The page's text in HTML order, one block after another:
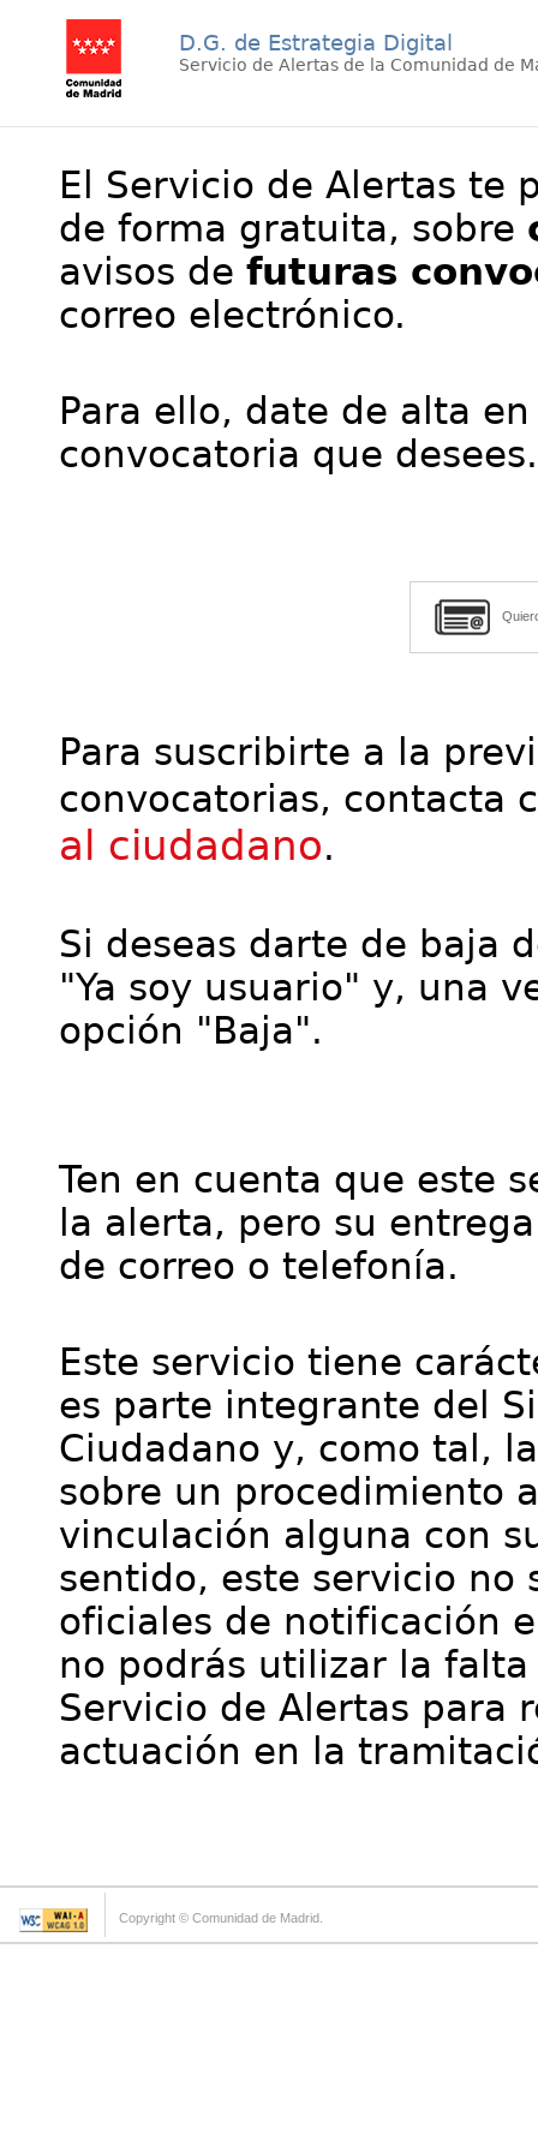
D.G. de Estrategia Digital
Servicio de Alertas de la Comunidad de
El Servicio de Alertas te
de forma gratuita, sobre
avisos de futuras
correo electrónico.
Para ello, date de alta
convocatoria que desees.
Para suscribirte a la
convocatorias, contacta
al ciudadano.
Si deseas darte de baja
"Ya soy usuario" y, una
opción "Baja".
Ten en cuenta que este
la alerta, pero su
de correo o telefonía.
Este servicio tiene
es parte integrante del
Ciudadano y, como tal,
sobre un procedimiento
vinculación alguna con
sentido, este servicio no
oficiales de notificación
no podrás utilizar la
Servicio de Alertas para
actuación en la
Copyright © Comunidad de Madrid.